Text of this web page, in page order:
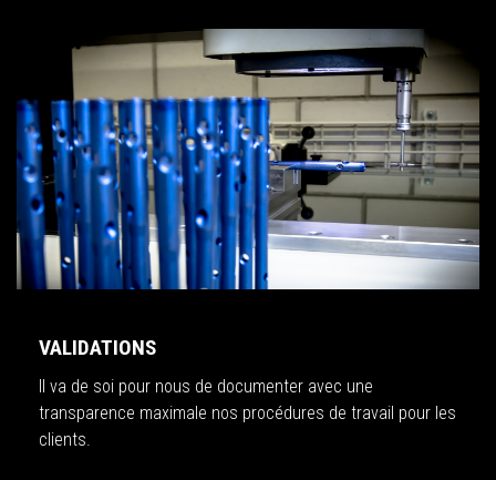
VALIDATIONS
Il va de soi pour nous de documenter avec une
transparence maximale nos procédures de travail pour les
clients.